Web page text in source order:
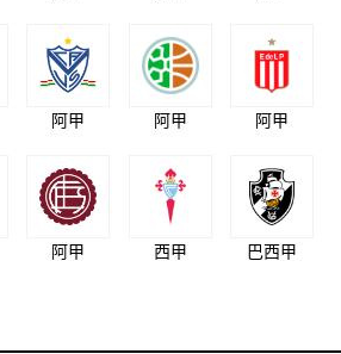
阿甲 阿甲 阿甲
阿甲 西甲 巴西甲